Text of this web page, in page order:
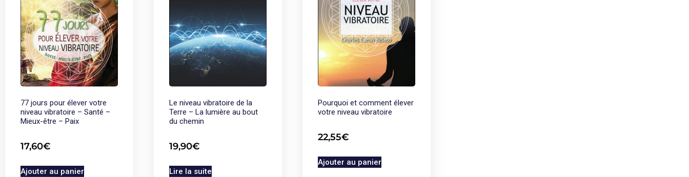
77 jours pour élever votre
niveau vibratoire – Santé –
Mieux-être – Paix
17,60€
Ajouter au panier
Le niveau vibratoire de la
Terre – La lumière au bout
du chemin
19,90€
Lire la suite
Pourquoi et comment élever
votre niveau vibratoire
22,55€
Ajouter au panier